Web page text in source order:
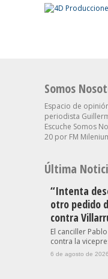
Somos
Espacio de
periodista
Escuche Somos
20 por FM
Última
“Intenta
otro pedido
contra
El canciller
contra la
6 de agosto de 2026